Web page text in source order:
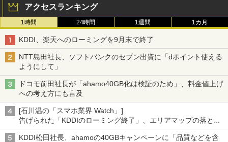
アクセスランキング
1時間 24時間 1週間 1カ月
KDDI、楽天へのローミングを9月末で終了
NTT島田社長、ソフトバンクのセブン出資に「dポイント使える
ようにして」
ドコモ前田社長が「ahamo40GB化は検証のため」、料金値上げ
への考え方にも言及
[石川温の「スマホ業界 Watch」]
告げられた「KDDIのローミング終了」、エリアマップの落とし
穴と楽天モバイルの課題
KDDI松田社長、ahamoの40GBキャンペーンに「品質などを含